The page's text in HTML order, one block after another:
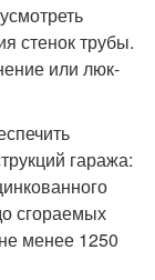
стенок трубы.
или люк-
гаража:
сгораемых
менее 1250